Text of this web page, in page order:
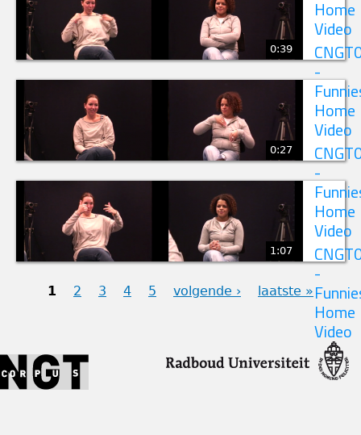
Home
Video
0:39
-
Home
Video
0:27
-
Home
Video
1:07
-
Home
Video
1 2 3 4 5 volgende › laatste »